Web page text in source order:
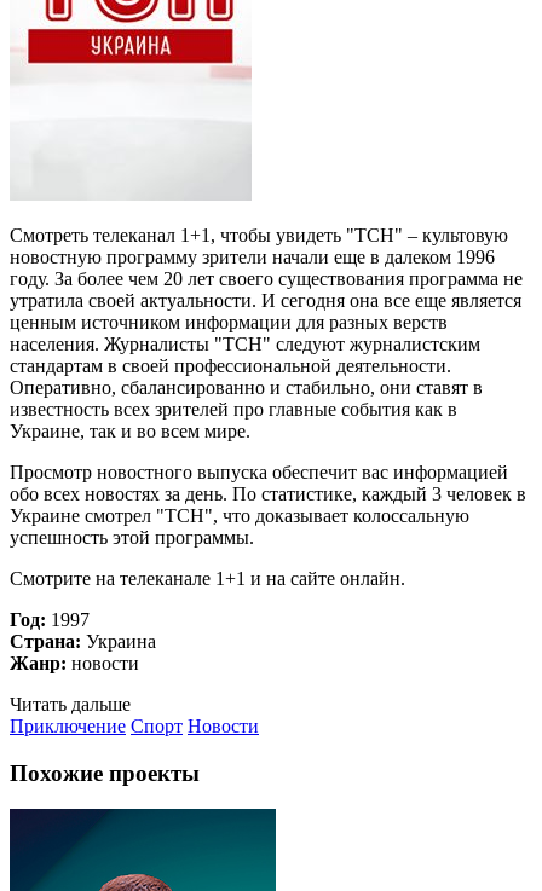
Смотреть телеканал 1+1, чтобы увидеть "ТСН" – культовую
новостную программу зрители начали еще в далеком 1996
году. За более чем 20 лет своего существования программа не
утратила своей актуальности. И сегодня она все еще является
ценным источником информации для разных верств
населения. Журналисты "ТСН" следуют журналистским
стандартам в своей профессиональной деятельности.
Оперативно, сбалансированно и стабильно, они ставят в
известность всех зрителей про главные события как в
Украине, так и во всем мире.
Просмотр новостного выпуска обеспечит вас информацией
обо всех новостях за день. По статистике, каждый 3 человек в
Украине смотрел "ТСН", что доказывает колоссальную
успешность этой программы.
Смотрите на телеканале 1+1 и на сайте онлайн.
Год: 1997
Страна: Украина
Жанр: новости
Читать дальше
Приключение Спорт Новости
Похожие проекты